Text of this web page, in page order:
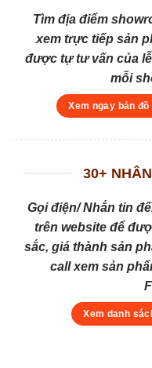
Tìm địa điểm
xem trực tiếp sản
được tự tư vấn của
mỗi
Xem ngay bản
30+
Gọi điện/ Nhắn tin
trên website để
sắc, giá thành sản
call xem sản
Xem danh